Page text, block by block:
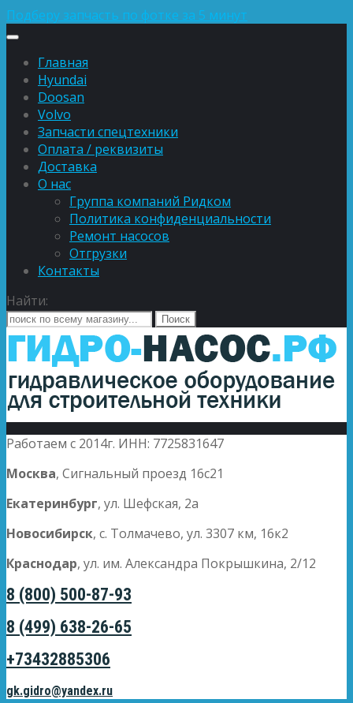
Подберу запчасть по фотке за 5 минут
Главная
Hyundai
Doosan
Volvo
Запчасти спецтехники
Оплата / реквизиты
Доставка
О нас
Группа компаний Ридком
Политика конфиденциальности
Ремонт насосов
Отгрузки
Контакты
Найти:
Работаем с 2014г. ИНН: 7725831647
Москва, Сигнальный проезд 16с21
Екатеринбург, ул. Шефская, 2а
Новосибирск, с. Толмачево, ул. 3307 км, 16к2
Краснодар, ул. им. Александра Покрышкина, 2/12
8 (800) 500-87-93
8 (499) 638-26-65
+73432885306
gk.gidro@yandex.ru